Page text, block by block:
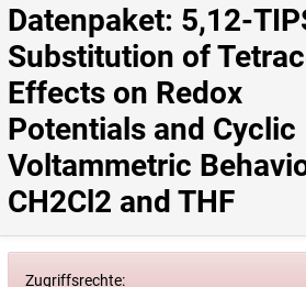
Datenpaket: 5,12-
Substitution of
Effects on Redox
Potentials and Cyclic
Voltammetric
CH2Cl2 and THF
Zugriffsrechte: